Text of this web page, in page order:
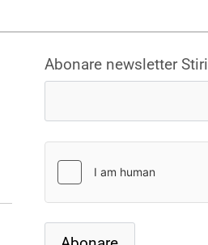
Abonare newsletter